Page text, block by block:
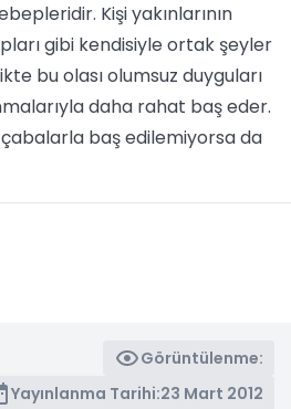
Kişi yakınlarının
gibi kendisiyle ortak şeyler
bu olası olumsuz duyguları
daha rahat baş eder.
baş edilemiyorsa da
Görüntülenme:
Yayınlanma Tarihi:23 Mart 2012